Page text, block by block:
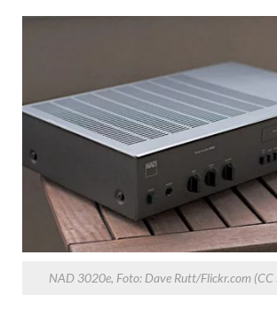
NAD 3020e, Foto: Dave Rutt/Flickr.com (CC